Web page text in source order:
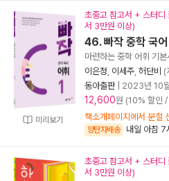
미리보기
초중고 참고서 + 스터디
서 3만원 이상)
46. 빠작 중학 국어
마련하는 중학 어휘 기본
이은정 이세주 허단비 (
동아출판| 2023년 10
12,600원 (10% 할인
책소개페이지에서 분철
양탄자배송 내일 아침 7
초중고 참고서 + 스터디
서 3만원 이상)